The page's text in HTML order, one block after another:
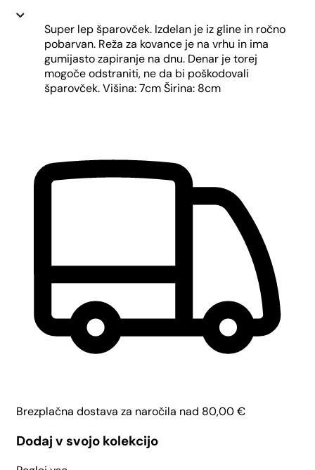
Super lep šparovček. Izdelan je iz gline in ročno
pobarvan. Reža za kovance je na vrhu in ima
gumijasto zapiranje na dnu. Denar je torej
mogoče odstraniti, ne da bi poškodovali
šparovček. Višina: 7cm Širina: 8cm
Brezplačna dostava za naročila nad 80,00€
Dodaj v svojo kolekcijo